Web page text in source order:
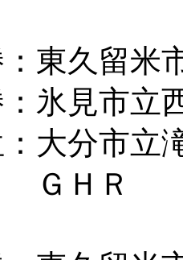
久留米
氷見市立
大分市立
Ｒ